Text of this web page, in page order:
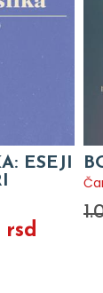
ESEJI
rsd